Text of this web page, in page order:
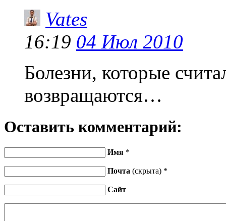
Vates
16:19 04 Июл 2010
Болезни, которые
возвращаются…
Оставить комментарий:
Имя *
Почта (скрыта) *
Сайт